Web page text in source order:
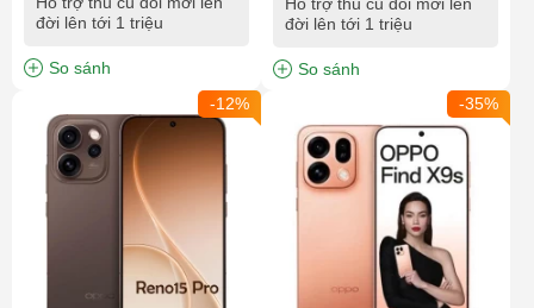
đời lên tới 1 triệu
So sánh
đời lên tới 1 triệu
So sánh
-12%
-35%